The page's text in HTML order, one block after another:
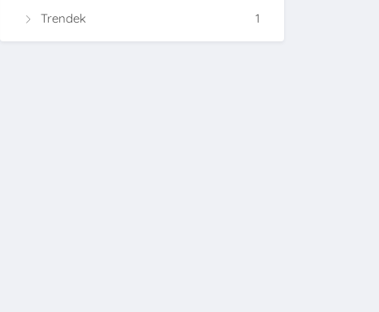
Trendek
1